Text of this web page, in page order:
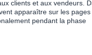
clients et aux vendeurs.
apparaître sur les
pendant la phase